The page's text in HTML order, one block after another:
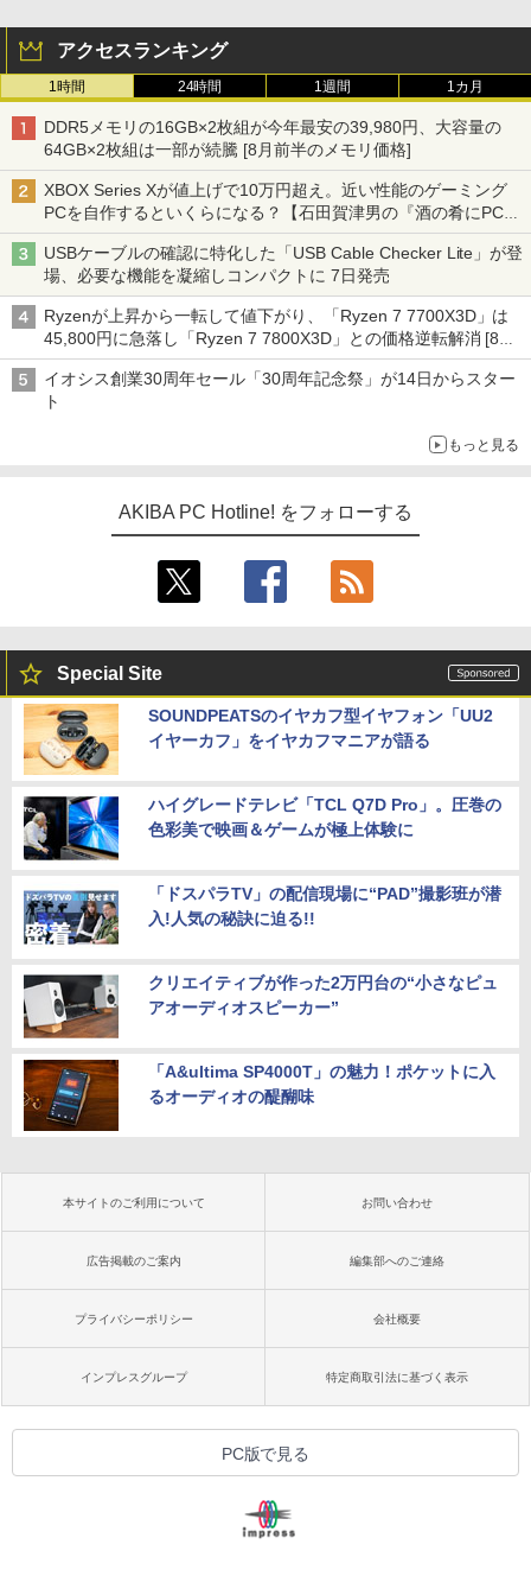
アクセスランキング
1時間 24時間 1週間 1カ月
DDR5メモリの16GB×2枚組が今年最安の39,980円、大容量の
64GB×2枚組は一部が続騰 [8月前半のメモリ価格]
XBOX Series Xが値上げで10万円超え。近い性能のゲーミング
PCを自作するといくらになる？【石田賀津男の『酒の肴にPCゲ
ーム』】
USBケーブルの確認に特化した「USB Cable Checker Lite」が登
場、必要な機能を凝縮しコンパクトに 7日発売
Ryzenが上昇から一転して値下がり、「Ryzen 7 7700X3D」は
45,800円に急落し「Ryzen 7 7800X3D」との価格逆転解消 [8月
前半のCPU価格]
イオシス創業30周年セール「30周年記念祭」が14日からスター
ト
もっと見る
AKIBA PC Hotline! をフォローする
Special Site
SOUNDPEATSのイヤカフ型イヤフォン「UU2
イヤーカフ」をイヤカフマニアが語る
ハイグレードテレビ「TCL Q7D Pro」。圧巻の
色彩美で映画＆ゲームが極上体験に
「ドスパラTV」の配信現場に“PAD”撮影班が潜
入!人気の秘訣に迫る!!
クリエイティブが作った2万円台の“小さなピュ
アオーディオスピーカー”
「A&ultima SP4000T」の魅力！ポケットに入
るオーディオの醍醐味
本サイトのご利用について お問い合わせ
広告掲載のご案内 編集部へのご連絡
プライバシーポリシー 会社概要
インプレスグループ 特定商取引法に基づく表示
PC版で見る